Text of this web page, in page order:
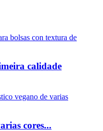
calidade
cores...